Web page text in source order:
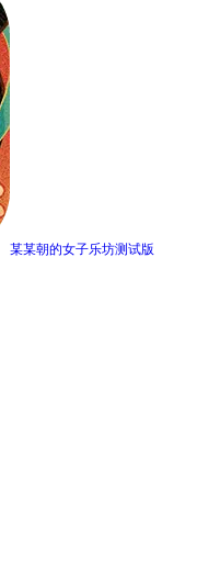
某某朝的女子乐坊测试版